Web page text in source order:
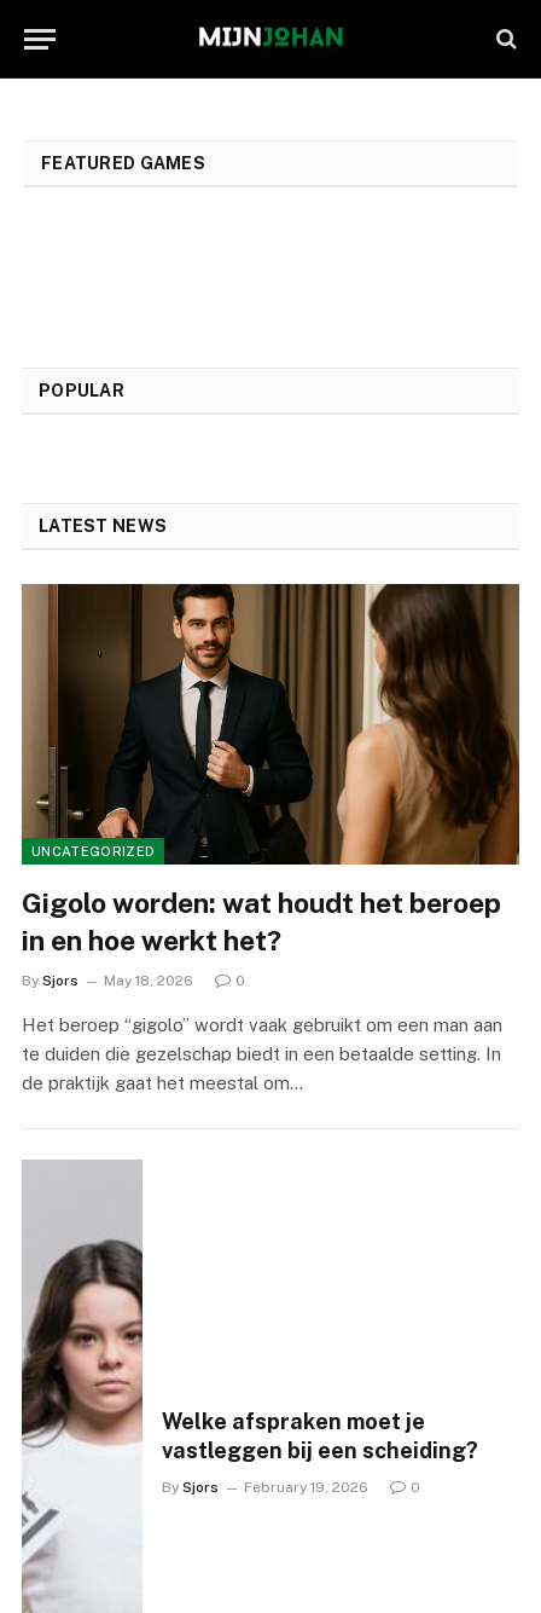
FEATURED GAMES
POPULAR
LATEST NEWS
UNCATEGORIZED
Gigolo worden: wat houdt het beroep
in en hoe werkt het?
By Sjors May 18, 2026 0
Het beroep “gigolo” wordt vaak gebruikt om een man aan
te duiden die gezelschap biedt in een betaalde setting. In
de praktijk gaat het meestal om…
Welke afspraken moet je
vastleggen bij een scheiding?
By Sjors February 19, 2026 0